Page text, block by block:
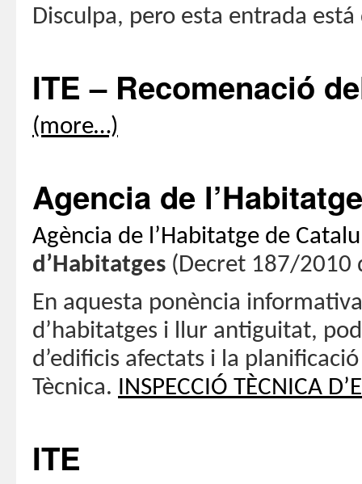
Disculpa, pero esta entrada
ITE – Recomenació
(more…)
Agencia de
Agència de l’Habitatge de
d’Habitatges (Decret 187/2010
En aquesta ponència
d’habitatges i llur antiguitat,
d’edificis afectats i la
Tècnica. INSPECCIÓ TÈCNICA
ITE